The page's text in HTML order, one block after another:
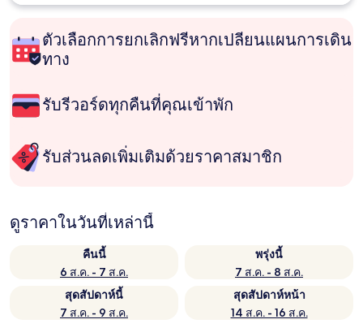
ตัวเลือกการยกเลิกฟรีหากเปลี่ยนแผนการเดิน
ทาง
รับรีวอร์ดทุกคืนที่คุณเข้าพัก
รับส่วนลดเพิ่มเติมด้วยราคาสมาชิก
ดูราคาในวันที่เหล่านี้
คืนนี้
6 ส.ค. - 7 ส.ค.
พรุ่งนี้
7 ส.ค. - 8 ส.ค.
สุดสัปดาห์นี้
7 ส.ค. - 9 ส.ค.
สุดสัปดาห์หน้า
14 ส.ค. - 16 ส.ค.